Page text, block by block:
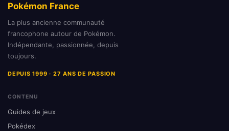
Pokémon France
La plus ancienne communauté
francophone autour de Pokémon.
Indépendante, passionnée, depuis
toujours.
DEPUIS 1999 · 27 ANS DE PASSION
CONTENU
Guides de jeux
Pokédex